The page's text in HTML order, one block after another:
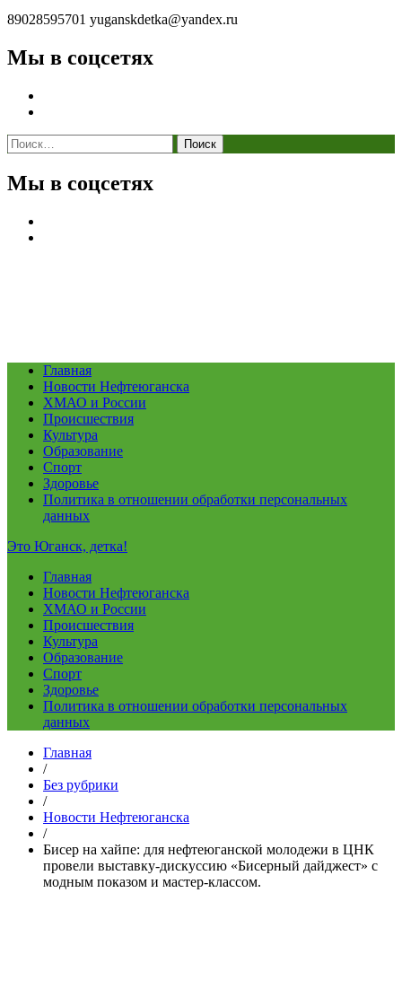
89028595701 yuganskdetka@yandex.ru
Мы в соцсетях
Найти:
Мы в соцсетях
Главная
Новости Нефтеюганска
ХМАО и России
Происшествия
Культура
Образование
Спорт
Здоровье
Политика в отношении обработки персональных
данных
Это Юганск, детка!
Главная
Новости Нефтеюганска
ХМАО и России
Происшествия
Культура
Образование
Спорт
Здоровье
Политика в отношении обработки персональных
данных
Главная
/
Без рубрики
/
Новости Нефтеюганска
/
Бисер на хайпе: для нефтеюганской молодежи в ЦНК
провели выставку-дискуссию «Бисерный дайджест» с
модным показом и мастер-классом.